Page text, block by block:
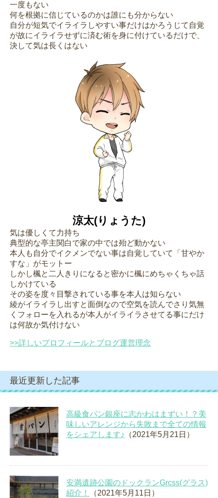
一度もない
何を根拠に信じているのかは誰にも分からない
自分が短気でイライラしやすい事だけはかろうじて自覚
が故にイライラせずに済む術を身に付けているだけで、
決して気は長くはない
涼太(りょうた)
気は優しくて力持ち
典型的な亭主関白で家の中では殆ど動かない
本人も自分でイクメンでない事は自覚していて「甘やか
すな」がモットー
しかし楓と二人きりになると密かに楓にめちゃくちゃ話
しかけている
その姿を度々目撃されている事を本人は知らない
綾がイライラし出すと面倒なので空気を読んでさり気無
くフォローを入れるが本人がイライラさせてる事にだけ
は何故か気付けない
>>詳しいプロフィールとブログ運営理念
最近更新した記事
高級食パン銀座に志かわはまずい！？美
味しいアレンジから失敗まで全ての情報
をシェアします♪ （2021年5月21日）
安満遺跡公園のドックランGrcss(グラス)
紹介！
（2021年5月11日）